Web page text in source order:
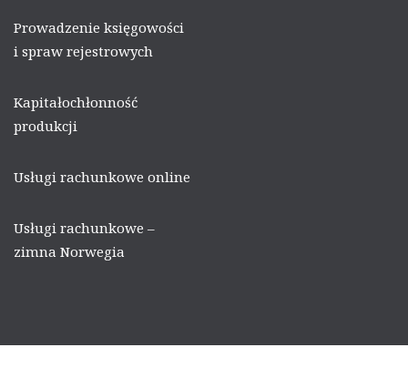
Prowadzenie księgowości
i spraw rejestrowych
Kapitałochłonność
produkcji
Usługi rachunkowe online
Usługi rachunkowe –
zimna Norwegia